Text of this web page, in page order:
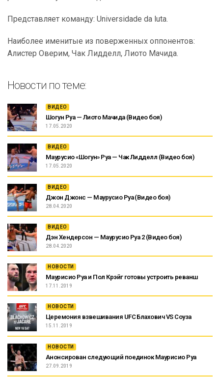
Представляет команду: Universidade da luta.
Наиболее именитые из поверженных оппонентов:
Алистер Оверим, Чак Лидделл, Лиото Мачида.
Новости по теме:
ВИДЕО
Шогун Руа — Лиото Мачида (Видео боя)
17.05.2020
ВИДЕО
Маурусио «Шогун» Руа — Чак Лидделл (Видео боя)
17.05.2020
ВИДЕО
Джон Джонс — Маурусио Руа (Видео боя)
28.04.2020
ВИДЕО
Дэн Хендерсон — Маурусио Руа 2 (Видео боя)
28.04.2020
НОВОСТИ
Маурисио Руа и Пол Крэйг готовы устроить реванш
17.11.2019
НОВОСТИ
Церемония взвешивания UFC Блахович VS Соуза
15.11.2019
НОВОСТИ
Анонсирован следующий поединок Маурисио Руа
27.09.2019